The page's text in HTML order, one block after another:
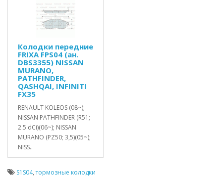
Колодки передние
FRIXA FPS04 (ан.
DBS3355) NISSAN
MURANO,
PATHFINDER,
QASHQAI, INFINITI
FX35
RENAULT KOLEOS (08~);
NISSAN PATHFINDER (R51;
2.5 dCi)(06~); NISSAN
MURANO (PZ50; 3,5)(05~);
NISS..
S1S04,тормозные колодки